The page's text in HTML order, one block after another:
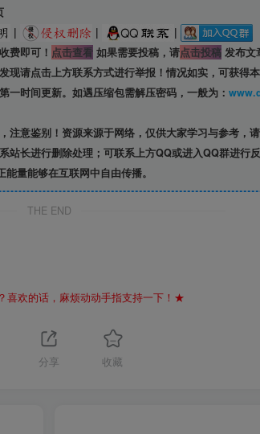
|
|
|
费即可！ 点击查看如果需要投稿，请点击投稿发布文
请点击上方联系方式进行举报！情况如实，可获得
时间更新。如遇压缩包需解压密码，一般为：
注意鉴别！资源来源于网络，仅供大家学习与参考，
长进行删除处理；可联系上方QQ或进入QQ群进行反
量能够在互联网中自由传播。
THE END
喜欢的话，麻烦动动手指支持一下！★
分享 收藏